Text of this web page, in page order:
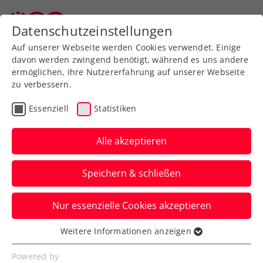
Zurück zur Newsübersicht
Turniere
US Open: Oswald mit
Haase im New Yorker
Achtelfinale gestoppt
Die amtierenden Olympiasieger sind für
den ÖTV-Doppelspezialisten und den
Niederländer zu stark.
Verfasst von: Manuel Wachta, 06.09.2022
Datenschutzeinstellungen
Auf unserer Webseite werden Cookies verwendet. Einige
davon werden zwingend benötigt, während es uns andere
ermöglichen, Ihre Nutzererfahrung auf unserer Webseite
zu verbessern.
Essenziell Statistiken
Alle akzeptieren
Speichern & schließen
Nur essenzielle Cookies akzeptieren
Essenziell
Essenzielle Cookies werden für grundlegende
Weitere Informationen anzeigen
Powered by